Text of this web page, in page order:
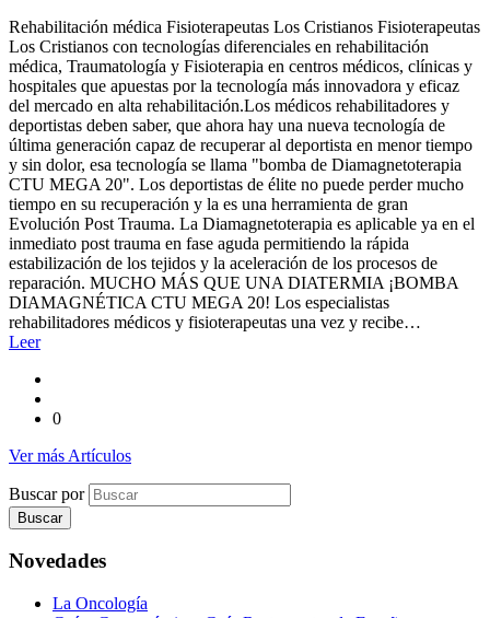
Rehabilitación médica Fisioterapeutas Los Cristianos Fisioterapeutas
Los Cristianos con tecnologías diferenciales en rehabilitación
médica, Traumatología y Fisioterapia en centros médicos, clínicas y
hospitales que apuestas por la tecnología más innovadora y eficaz
del mercado en alta rehabilitación.Los médicos rehabilitadores y
deportistas deben saber, que ahora hay una nueva tecnología de
última generación capaz de recuperar al deportista en menor tiempo
y sin dolor, esa tecnología se llama "bomba de Diamagnetoterapia
CTU MEGA 20". Los deportistas de élite no puede perder mucho
tiempo en su recuperación y la es una herramienta de gran
Evolución Post Trauma. La Diamagnetoterapia es aplicable ya en el
inmediato post trauma en fase aguda permitiendo la rápida
estabilización de los tejidos y la aceleración de los procesos de
reparación. MUCHO MÁS QUE UNA DIATERMIA ¡BOMBA
DIAMAGNÉTICA CTU MEGA 20! Los especialistas
rehabilitadores médicos y fisioterapeutas una vez y recibe…
Leer
0
Ver más Artículos
Buscar por
Novedades
La Oncología